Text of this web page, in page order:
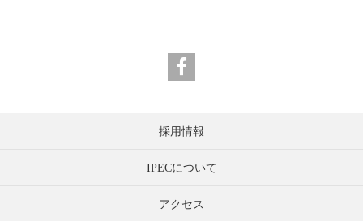
採用情報
IPECについて
アクセス